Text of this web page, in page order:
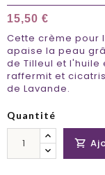
15,50 €
Cette crème pour
apaise la peau
de Tilleul et l'huile
raffermit et
de Lavande.
Quantité
